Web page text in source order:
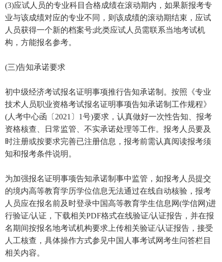
(3)应试人员的专业科目合格成绩在滚动期内，如果新报考专
业与该成绩对应的专业不同，则该成绩的滚动期结束，应试
人员获得一个新的档案号;此类应试人员需联系当地考试机
构，方能报名参考。
(三)告知承诺要求
初中级经济考试报名证明事项推行告知承诺制。按照《专业
技术人员职业资格考试报名证明事项告知承诺制工作规程》
(人考中心函〔2021〕1号)要求，认真做好一次性告知、报考
资格核查、日常监管、不实承诺处理等工作。报考人员要及
时注册或按要求完善已注册信息，报考前需认真阅读报考须
知和报考条件说明。
为加强报名证明事项告知承诺制事中监管，如报考人员提交
的境内高等教育学历学位信息无法通过在线自动核验，报考
人员应在报名前及时登录中国高等教育学生信息网(学信网)进
行验证/认证，下载相关PDF格式在线验证/认证报告，并在报
名期间按报名地考试机构要求上传相关验证/认证报告，接受
人工核查，具体操作方式参见中国人事考试网考生问答栏目
相关内容。